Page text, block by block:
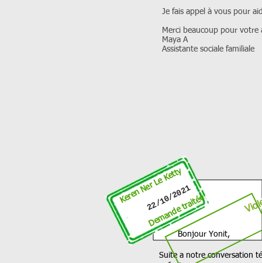
Je fais appel à vous pour
Merci beaucoup pour votre
Maya A
Assistante sociale familiale
Bonjour Yonit,
Suite a notre conversation
Keren Ner Le Ketty
Demande traitée
22/10/2021